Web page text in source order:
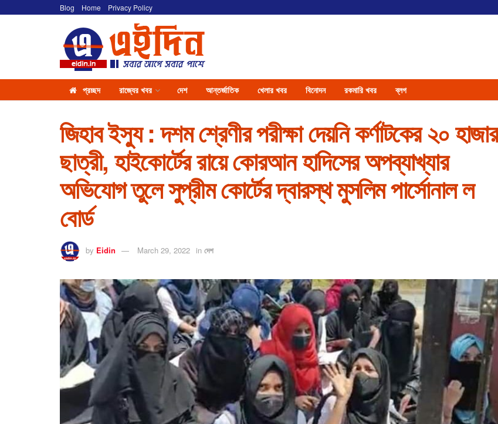
Blog Home Privacy Policy
প্রচ্ছদ রাজ্যের খবর দেশ আন্তর্জাতিক খেলার খবর বিনোদন রকমারি খবর ব্লগ
জিহাব ইস্যু : দশম শ্রেণীর পরীক্ষা দেয়নি কর্ণাটকের ২০ হাজার
ছাত্রী, হাইকোর্টের রায়ে কোরআন হাদিসের অপব্যাখ্যার
অভিযোগ তুলে সুপ্রীম কোর্টের দ্বারস্থ মুসলিম পার্সোনাল ল
বোর্ড
by Eidin March 29, 2022 in দেশ